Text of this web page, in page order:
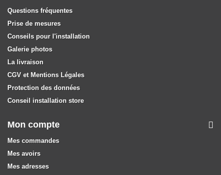
Questions fréquentes
Prise de mesures
Conseils pour l'installation
Galerie photos
La livraison
CGV et Mentions Légales
Protection des données
Conseil installation store
Mon compte
Mes commandes
Mes avoirs
Mes adresses